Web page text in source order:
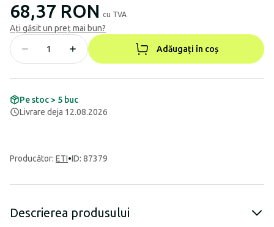
68,37 RON cu TVA
Ați găsit un preț mai bun?
Adăugați în coș
Pe stoc > 5 buc
Livrare deja 12.08.2026
Producător: ETI•ID: 87379
Descrierea produsului